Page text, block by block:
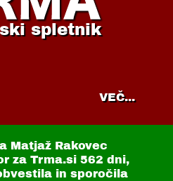
spletnik
VEČ...
Matjaž Rakovec
za Trma.si 562 dni,
in sporočila